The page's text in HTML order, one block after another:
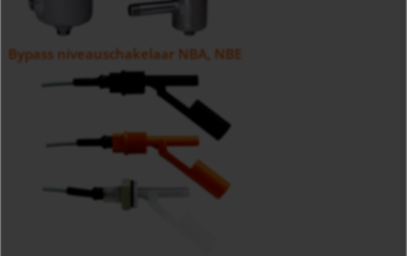
Bypass niveauschakelaar NBA, NBE